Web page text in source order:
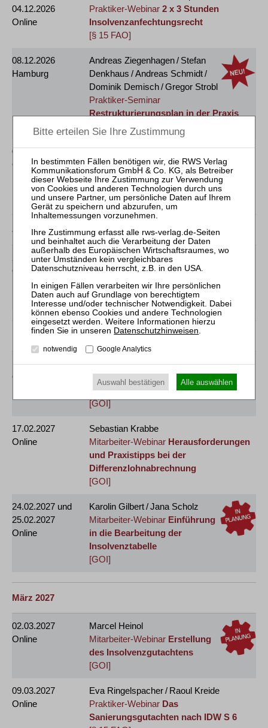
04.12.2026
Online
Praktiker-Webinar 2 x 3 Stunden
Insolvenzanfechtungsrecht
[§ 15 FAO]
08.12.2026
Hamburg
Andreas Ziegenhagen / Stefan
Denkhaus / Andreas Schmidt /
Dominik Demisch / Gregor Strobl
Praktiker-Seminar
Restrukturierungsplan in der Praxis
[§ 15 FAO]
09.12.2026
Online
Dietmar Rendels / Karsten Zabel
Praktiker-WebinarInsolvenzplan
[§ 15 FAO]
[GOI]
Januar 2027
26.01.2027
Online
Jens M. Schmittmann / Sylvia Wipperfürth
Mitarbeiter-WebinarEinführung in die
Insolvenzsachbearbeitung
[GOI]
Februar 2027
16.02.2027
Online
Jens M. Schmittmann / Sylvia Wipperfürth
Mitarbeiter-WebinarVertiefung der
Insolvenzsachbearbeitung
[GOI]
17.02.2027
Online
Sebastian Krabbe
Mitarbeiter-Webinar Herausforderungen
und Praxistipps bei der
Differenzlohnabrechnung
[GOI]
24.02.2027 und
25.02.2027
Online
Karolin Gilbert / Jana Scholz
Mitarbeiter-Webinar Einführung
in die Bearbeitung der
Insolvenztabelle
[GOI]
März 2027
02.03.2027
Online
Marcel Heinol
Mitarbeiter-Webinar Erstellung
des Insolvenzgutachtens
[GOI]
09.03.2027
Online
Eva Ringelspacher / Raoul Kreide
Praktiker-Webinar Das
Sanierungsgutachten nach IDW S 6
Datenschutzhinweisen
notwendig Google Analytics
Auswahl bestätigen Alle auswählen